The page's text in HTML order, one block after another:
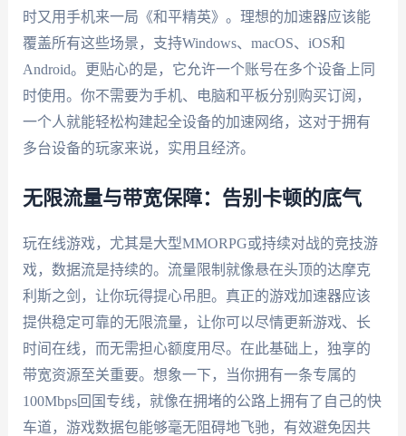
时又用手机来一局《和平精英》。理想的加速器应该能
覆盖所有这些场景，支持Windows、macOS、iOS和
Android。更贴心的是，它允许一个账号在多个设备上同
时使用。你不需要为手机、电脑和平板分别购买订阅，
一个人就能轻松构建起全设备的加速网络，这对于拥有
多台设备的玩家来说，实用且经济。
无限流量与带宽保障：告别卡顿的底气
玩在线游戏，尤其是大型MMORPG或持续对战的竞技游
戏，数据流是持续的。流量限制就像悬在头顶的达摩克
利斯之剑，让你玩得提心吊胆。真正的游戏加速器应该
提供稳定可靠的无限流量，让你可以尽情更新游戏、长
时间在线，而无需担心额度用尽。在此基础上，独享的
带宽资源至关重要。想象一下，当你拥有一条专属的
100Mbps回国专线，就像在拥堵的公路上拥有了自己的快
车道，游戏数据包能够毫无阻碍地飞驰，有效避免因共